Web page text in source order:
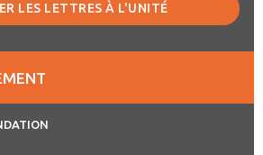
LES LETTRES À L'UNITÉ